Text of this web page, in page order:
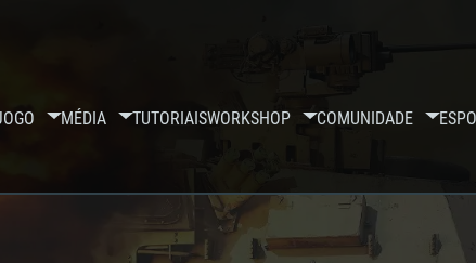
MÉDIA TUTORIAISWORKSHOP COMUNIDADE